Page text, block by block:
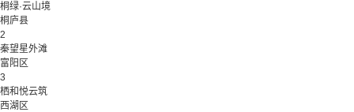
桐绿·云山境
桐庐县
2
秦望星外滩
富阳区
3
栖和悦云筑
西湖区